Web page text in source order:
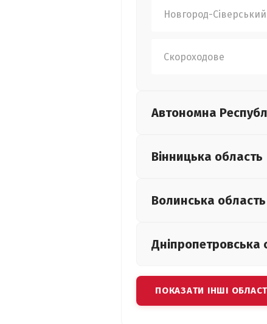
Новгород-Сіверський
Скороходове
Автономна
Вінницька область
Волинська область
Дніпропетровська
ПОКАЗАТИ ІНШІ